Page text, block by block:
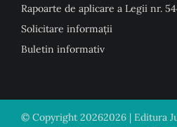
Rapoarte de aplicare a Legii nr.
Solicitare informații
Buletin informativ
© Copyright 20262026 | Editura